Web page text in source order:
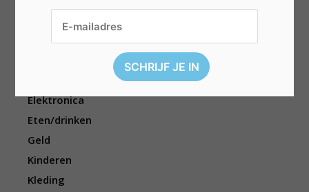
Beauty
Boeken
Elektronica
Eten/drinken
Geld
Kinderen
Kleding